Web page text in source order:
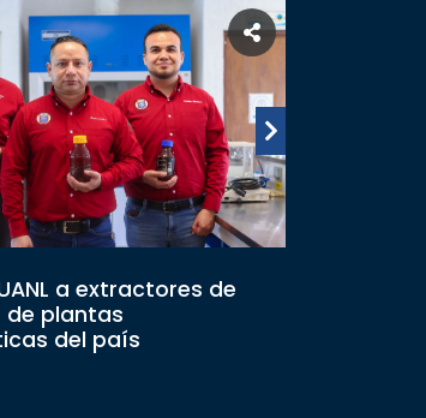
a extractores de
de plantas
del país